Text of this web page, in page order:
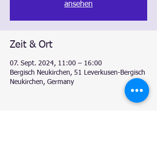
ansehen
Zeit & Ort
07. Sept. 2024, 11:00 – 16:00
Bergisch Neukirchen, 51 Leverkusen-Bergisch
Neukirchen, Germany